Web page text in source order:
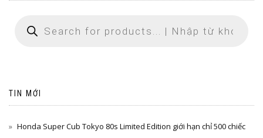
TIN MỚI
Honda Super Cub Tokyo 80s Limited Edition giới hạn chỉ 500 chiếc